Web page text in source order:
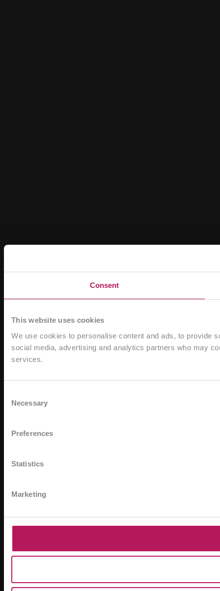
Consent
This website uses cookies
We use cookies to personalise content and ads, to provide
social media, advertising and analytics partners who may
services.
Selection
Necessary
Preferences
Statistics
Marketing